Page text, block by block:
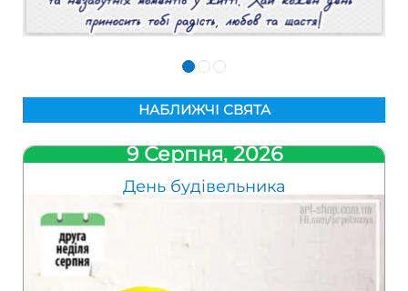
НАБЛИЖЧІ СВЯТА
9 Серпня, 2026
День будівельника